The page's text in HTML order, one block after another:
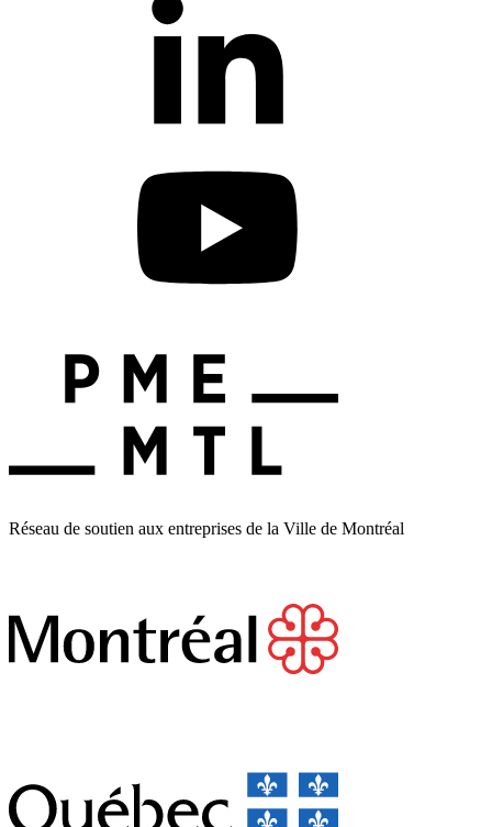
Réseau de soutien aux entreprises de la Ville de Montréal